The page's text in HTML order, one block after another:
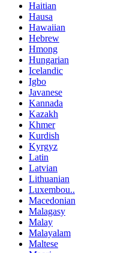
Haitian
Hausa
Hawaiian
Hebrew
Hmong
Hungarian
Icelandic
Igbo
Javanese
Kannada
Kazakh
Khmer
Kurdish
Kyrgyz
Latin
Latvian
Lithuanian
Luxembou..
Macedonian
Malagasy
Malay
Malayalam
Maltese